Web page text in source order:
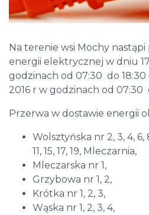
Na terenie wsi Mochy
energii elektrycznej w dniu
godzinach od 07:30 do 18:30
2016 r w godzinach od 07:30
Przerwa w dostawie energii
Wolsztyńska nr 2, 3, 4, 6,
11, 15, 17, 19, Mleczarnia,
Mleczarska nr 1,
Grzybowa nr 1, 2,
Krótka nr 1, 2, 3,
Wąska nr 1, 2, 3, 4,